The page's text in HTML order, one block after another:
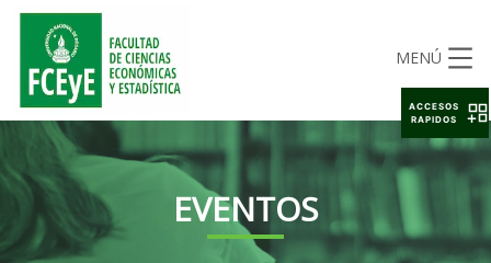
MENÚ
EVENTOS
ACCESOS
RAPIDOS